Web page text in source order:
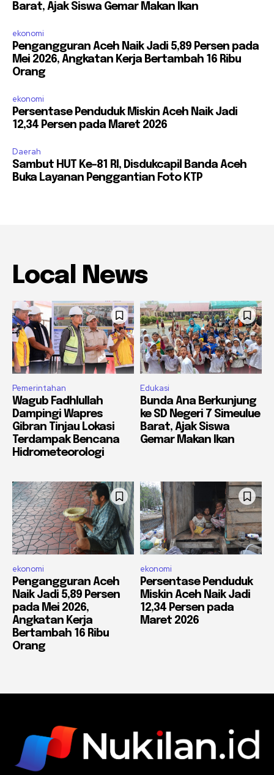
Barat, Ajak Siswa Gemar Makan Ikan
ekonomi
Pengangguran Aceh Naik Jadi 5,89 Persen pada
Mei 2026, Angkatan Kerja Bertambah 16 Ribu
Orang
ekonomi
Persentase Penduduk Miskin Aceh Naik Jadi
12,34 Persen pada Maret 2026
Daerah
Sambut HUT Ke-81 RI, Disdukcapil Banda Aceh
Buka Layanan Penggantian Foto KTP
Local News
Pemerintahan
Wagub Fadhlullah
Dampingi Wapres
Gibran Tinjau Lokasi
Terdampak Bencana
Hidrometeorologi
Edukasi
Bunda Ana Berkunjung
ke SD Negeri 7 Simeulue
Barat, Ajak Siswa
Gemar Makan Ikan
ekonomi
Pengangguran Aceh
Naik Jadi 5,89 Persen
pada Mei 2026,
Angkatan Kerja
Bertambah 16 Ribu
Orang
ekonomi
Persentase Penduduk
Miskin Aceh Naik Jadi
12,34 Persen pada
Maret 2026